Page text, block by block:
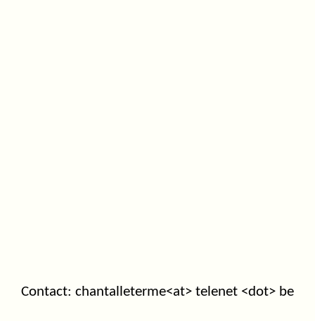
Contact: chantalleterme<at> telenet <dot> be